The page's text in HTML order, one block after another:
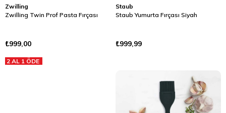
Zwilling
Zwilling Twin Prof Pasta Fırçası
₺999,00
2 AL 1 ÖDE
Staub
Staub Yumurta Fırçası Siyah
₺999,99